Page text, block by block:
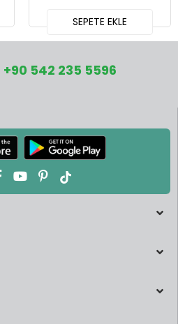
SEPETE EKLE
+90 542 235 5596